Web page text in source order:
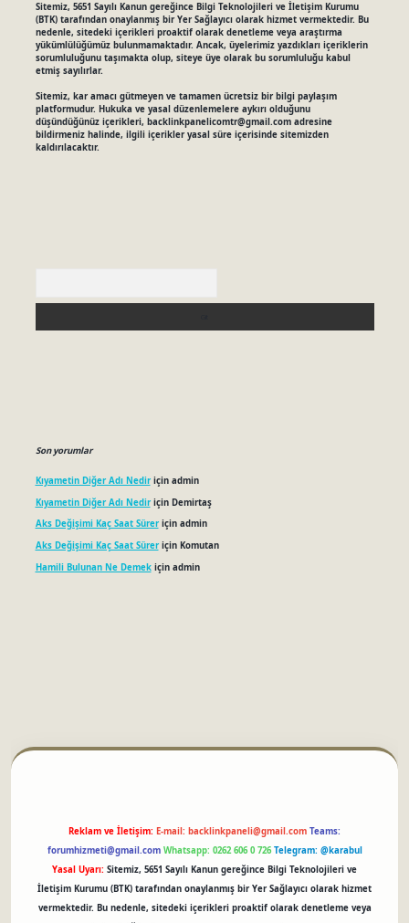
Sitemiz, 5651 Sayılı Kanun gereğince Bilgi Teknolojileri ve İletişim Kurumu
(BTK) tarafından onaylanmış bir Yer Sağlayıcı olarak hizmet vermektedir. Bu
nedenle, sitedeki içerikleri proaktif olarak denetleme veya araştırma
yükümlülüğümüz bulunmamaktadır. Ancak, üyelerimiz yazdıkları içeriklerin
sorumluluğunu taşımakta olup, siteye üye olarak bu sorumluluğu kabul
etmiş sayılırlar.
Sitemiz, kar amacı gütmeyen ve tamamen ücretsiz bir bilgi paylaşım
platformudur. Hukuka ve yasal düzenlemelere aykırı olduğunu
düşündüğünüz içerikleri, backlinkpanelicomtr@gmail.comadresine
bildirmeniz halinde, ilgili içerikler yasal süre içerisinde sitemizden
kaldırılacaktır.
Son yorumlar
Kıyametin Diğer Adı Nediriçin admin
Kıyametin Diğer Adı Nediriçin Demirtaş
Aks Değişimi Kaç Saat Süreriçin admin
Aks Değişimi Kaç Saat Süreriçin Komutan
Hamili Bulunan Ne Demekiçin admin
Reklam ve İletişim: E-mail: backlinkpaneli@gmail.com Teams:
forumhizmeti@gmail.com Whatsapp: 0262 606 0 726 Telegram: @karabul
Yasal Uyarı: Sitemiz, 5651 Sayılı Kanun gereğince Bilgi Teknolojileri ve
İletişim Kurumu (BTK) tarafından onaylanmış bir Yer Sağlayıcı olarak hizmet
vermektedir. Bu nedenle, sitedeki içerikleri proaktif olarak denetleme veya